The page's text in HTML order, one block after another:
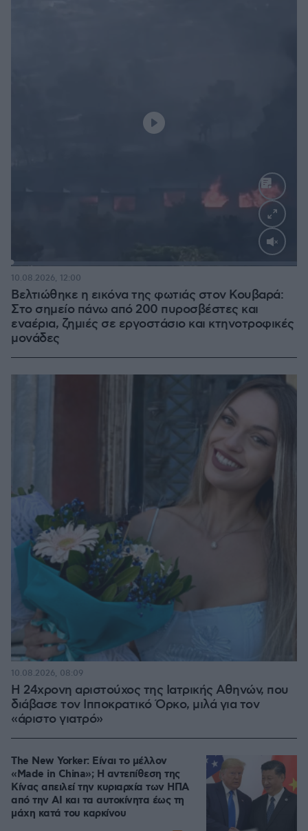
Loaded
Βελτιώθηκε η εικόνα της φωτιάς στον Κουβαρά:
Στο σημείο πάνω από 200 πυροσβέστες και
εναέρια, ζημιές σε εργοστάσιο και κτηνοτροφικές
μονάδες
10.08.2026, 12:00
Η 24χρονη αριστούχος της Ιατρικής Αθηνών, που
διάβασε τον Ιπποκρατικό Όρκο, μιλά για τον
«άριστο γιατρό»
10.08.2026, 08:09
The New Yorker: Είναι το μέλλον
«Made in China»; Η αντεπίθεση της
Κίνας απειλεί την κυριαρχία των ΗΠΑ
από την ΑΙ και τα αυτοκίνητα έως τη
μάχη κατά του καρκίνου